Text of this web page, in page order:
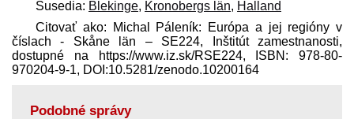
Susedia: Blekinge, Kronobergs län, Halland
Citovať ako: Michal Páleník: Európa a jej regióny v
číslach - Skåne län – SE224, Inštitút zamestnanosti,
dostupné na https://www.iz.sk/​RSE224, ISBN: 978-80-
970204-9-1, DOI:10.5281/zenodo.10200164
Podobné správy